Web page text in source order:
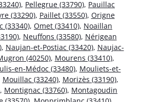
, Pellegrue (33790), Pauillac
(33290), Paillet (33550), Origne
(33340), Omet (33410), Noaillan
, Neuffons (33580), Nérigean
, Naujan-et-Postiac (33420), Naujac-
(40250), Mourens (33410),
en-Médoc (33480), Mouliets-et-
Mouillac (33240), Morizès (33190),
, Montignac (33760), Montagoudin